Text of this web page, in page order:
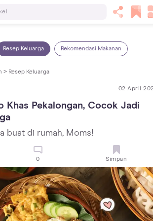
Selanjutnya
Resep Keluarga Rekomendasi Makanan
> Resep Keluarga
02 April
Khas Pekalongan, Cocok Jadi
buat di rumah, Moms!
0 Simpan